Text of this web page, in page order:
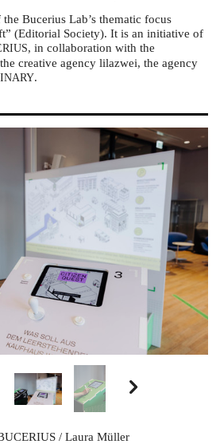
Bucerius Lab’s thematic focus
(Editorial Society). It is an initiative of
, in collaboration with the
creative agency lilazwei, the agency
.

/ Laura Müller